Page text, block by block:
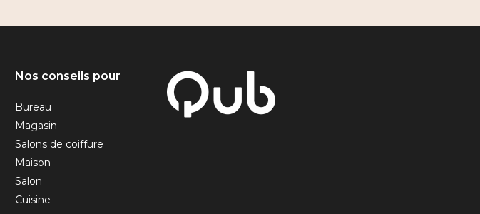
Nos conseils pour
Bureau
Magasin
Salons de coiffure
Maison
Salon
Cuisine